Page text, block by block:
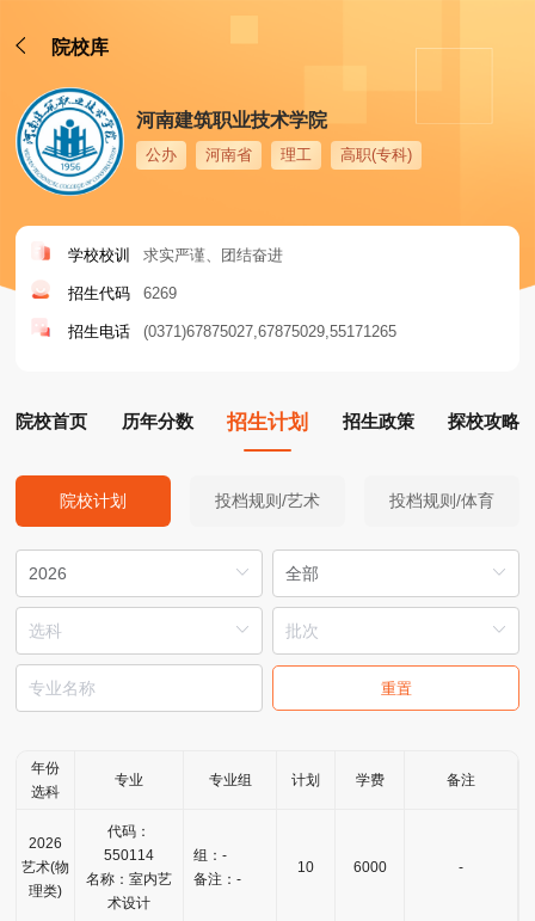
院校库
河南建筑职业技术学院
公办 河南省 理工 高职(专科)
学校校训 求实严谨、团结奋进
招生代码 6269
招生电话 (0371)67875027 67875029 55171265
院校首页 历年分数 招生计划 招生政策 探校攻略
院校计划 投档规则/艺术 投档规则/体育
重置
年份
选科
专业 专业组 计划 学费 备注
2026
艺术(物
理类)
代码：
550114
名称：室内艺
术设计
组：-
备注：-
10 6000 -